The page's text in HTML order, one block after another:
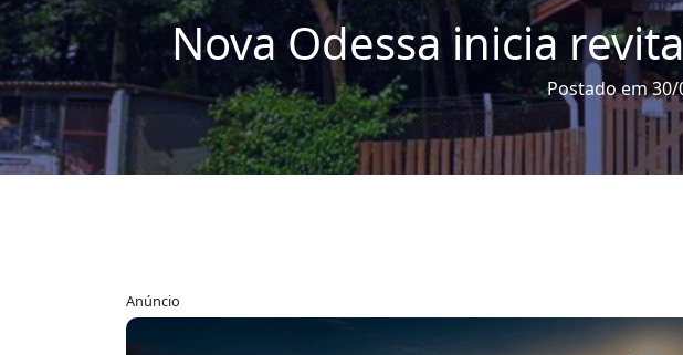
Nova Odessa inicia
Postado em
Anúncio